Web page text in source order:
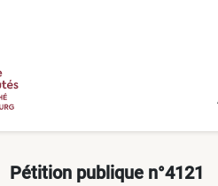
Pétition publique n°4121